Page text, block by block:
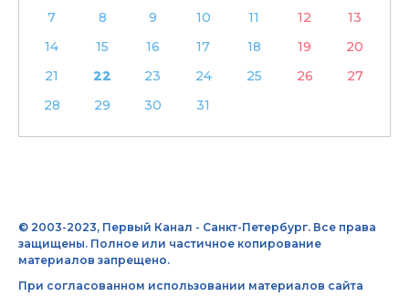
7
8 9 10 11 12
13
14
15 16 17 18 19
20
21
22 23 24 25 26
27
28
29 30 31
© 2003-2023, Первый Канал - Санкт-Петербург. Все права
защищены. Полное или частичное копирование
материалов запрещено.
При согласованном использовании материалов сайта